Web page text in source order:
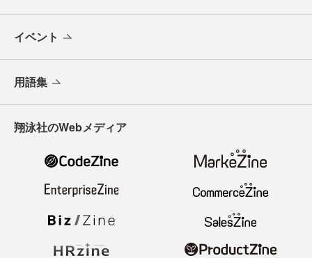
イベント
用語集
翔泳社のWebメディア